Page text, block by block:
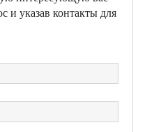
и указав контакты для